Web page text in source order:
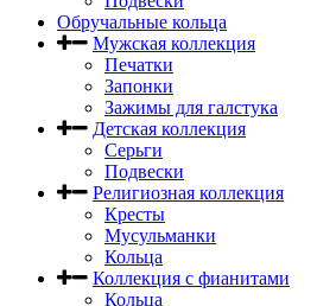
Обручальные кольца
Мужская коллекция
Печатки
Запонки
Зажимы для галстука
Детская коллекция
Серьги
Подвески
Религиозная коллекция
Кресты
Мусульманки
Кольца
Коллекция с фианитами
Кольца